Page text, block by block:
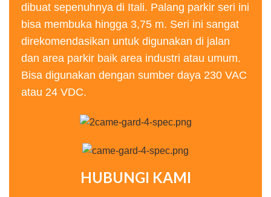
dibuat sepenuhnya di Itali. Palang parkir seri ini
bisa membuka hingga 3,75 m. Seri ini sangat
direkomendasikan untuk digunakan di jalan
dan area parkir baik area industri atau umum.
Bisa digunakan dengan sumber daya 230 VAC
atau 24 VDC.
HUBUNGI KAMI